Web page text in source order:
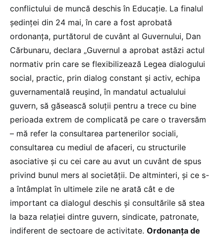
conflictului de muncă deschis în Educație. La finalul
ședinței din 24 mai, în care a fost aprobată
ordonanța, purtătorul de cuvânt al Guvernului, Dan
Cărbunaru, declara „Guvernul a aprobat astăzi actul
normativ prin care se flexibilizează Legea dialogului
social, practic, prin dialog constant și activ, echipa
guvernamentală reușind, în mandatul actualului
guvern, să găsească soluții pentru a trece cu bine
perioada extrem de complicată pe care o traversăm
– mă refer la consultarea partenerilor sociali,
consultarea cu mediul de afaceri, cu structurile
asociative şi cu cei care au avut un cuvânt de spus
privind bunul mers al societății. De altminteri, și ce s-
a întâmplat în ultimele zile ne arată cât e de
important ca dialogul deschis și consultările să stea
la baza relației dintre guvern, sindicate, patronate,
indiferent de sectoare de activitate. Ordonanța de